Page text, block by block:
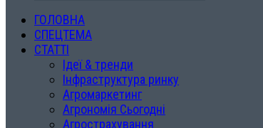
ГОЛОВНА
СПЕЦТЕМА
СТАТТІ
Ідеї & тренди
Інфраструктура ринку
Агромаркетинг
Агрономія Сьогодні
Агрострахування